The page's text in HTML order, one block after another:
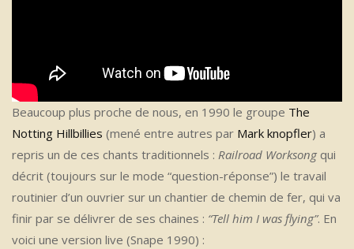
Beaucoup plus proche de nous, en 1990 le groupe The
Notting Hillbillies (mené entre autres par Mark knopfler) a
repris un de ces chants traditionnels : Railroad Worksong qui
décrit (toujours sur le mode “question-réponse”) le travail
routinier d’un ouvrier sur un chantier de chemin de fer, qui va
finir par se délivrer de ses chaines : “Tell him I was flying”. En
voici une version live (Snape 1990) :